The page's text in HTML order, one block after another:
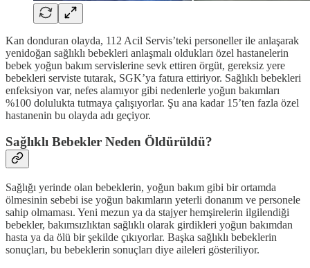
Kan donduran olayda, 112 Acil Servis’teki personeller ile anlaşarak
yenidoğan sağlıklı bebekleri anlaşmalı oldukları özel hastanelerin
bebek yoğun bakım servislerine sevk ettiren örgüt, gereksiz yere
bebekleri serviste tutarak, SGK’ya fatura ettiriyor. Sağlıklı bebekleri
enfeksiyon var, nefes alamıyor gibi nedenlerle yoğun bakımları
%100 dolulukta tutmaya çalışıyorlar. Şu ana kadar 15’ten fazla özel
hastanenin bu olayda adı geçiyor.
Sağlıklı Bebekler Neden Öldürüldü?
Sağlığı yerinde olan bebeklerin, yoğun bakım gibi bir ortamda
ölmesinin sebebi ise yoğun bakımların yeterli donanım ve personele
sahip olmaması. Yeni mezun ya da stajyer hemşirelerin ilgilendiği
bebekler, bakımsızlıktan sağlıklı olarak girdikleri yoğun bakımdan
hasta ya da ölü bir şekilde çıkıyorlar. Başka sağlıklı bebeklerin
sonuçları, bu bebeklerin sonuçları diye aileleri gösteriliyor.